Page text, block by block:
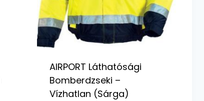
AIRPORT Láthatósági
Bomberdzseki –
Vízhatlan (Sárga)